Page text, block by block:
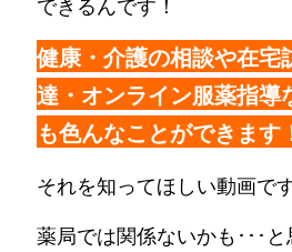
健康・介護の相談や在宅
達・オンライン服薬指導
も色んなことができます
それを知ってほしい動画で
薬局では関係ないかも･･･